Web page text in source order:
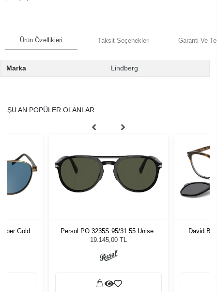
Ürün Özellikleri Taksit Seçenekleri Garanti Ve
Marka Lindberg
ŞU AN POPÜLER OLANLAR
Gold
Persol PO 3235S 95/31 55 Unisex
Güneş Gözlüğü
19.145,00 TL
David